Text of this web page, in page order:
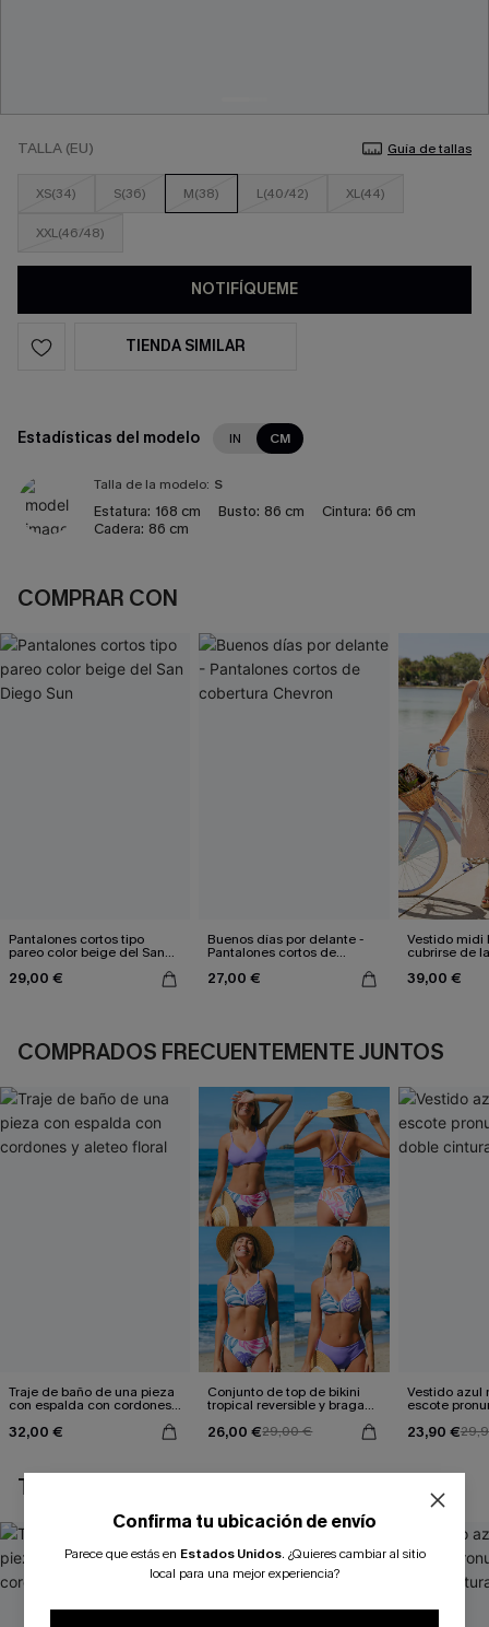
TALLA (EU) Guía de tallas
XS(34) S(36) M(38) L(40/42) XL(44)
XXL(46/48)
NOTIFÍQUEME
TIENDA SIMILAR
Estadísticas del modelo IN CM
Talla de la modelo: S
Estatura: 168 cm Busto: 86 cm Cintura: 66 cm
Cadera: 86 cm
COMPRAR CON
Pantalones cortos tipo
pareo color beige del San
Diego Sun
29,00 €
Buenos días por delante -
Pantalones cortos de
27,00 €
Vestido midi
cubrirse de
39,00 €
COMPRADOS FRECUENTEMENTE JUNTOS
Traje de baño de una pieza
con espalda con cordones y
32,00 €
Conjunto de top de bikini
tropical reversible y braga
26,00 €29,00 €
Vestido azul
escote
23,90 €
TAMBIÉN TE PUEDE GUSTAR
Confirma tu ubicación de envío
Parece que estás en Estados Unidos. ¿Quieres cambiar al sitio
local para una mejor experiencia?